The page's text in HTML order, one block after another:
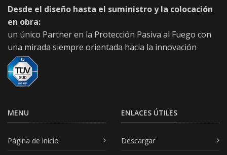
Desde el diseño hasta el suministro y la colocación
en obra:
un único Partner en la Protección Pasiva al Fuego con
una mirada siempre orientada hacia la innovación
MENU
Página de inicio
ENLACES ÚTILES
Descargar